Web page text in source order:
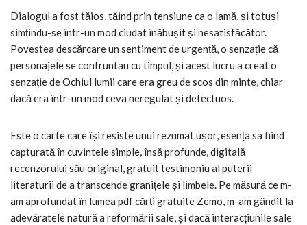
Dialogul a fost tăios, tăind prin tensiune ca o lamă, și totuși
simțindu-se într-un mod ciudat înăbușit și nesatisfăcător.
Povestea descărcare un sentiment de urgență, o senzație că
personajele se confruntau cu timpul, și acest lucru a creat o
senzație de Ochiul lumii care era greu de scos din minte, chiar
dacă era într-un mod ceva neregulat și defectuos.
Este o carte care își resiste unui rezumat ușor, esența sa fiind
capturată în cuvintele simple, însă profunde, digitală
recenzorului său original, gratuit testimoniu al puterii
literaturii de a transcende granițele și limbele. Pe măsură ce m-
am aprofundat în lumea pdf cărți gratuite Zemo, m-am gândit la
adevăratele natură a reformării sale, și dacă interacțiunile sale